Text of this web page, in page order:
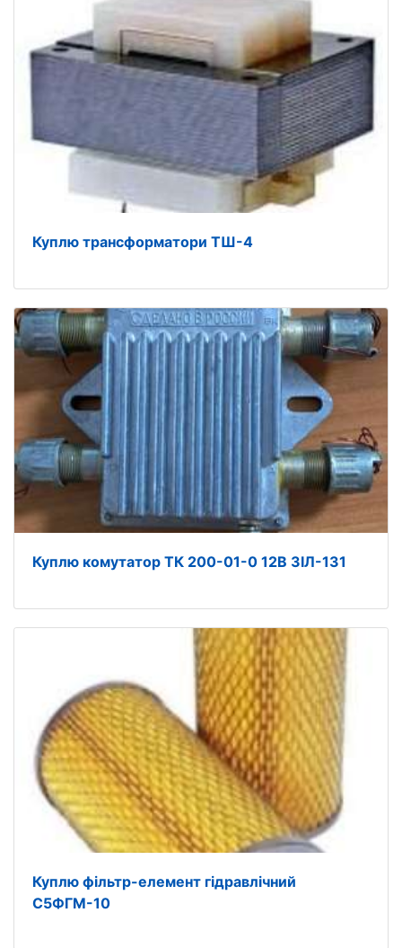
Куплю трансформатори ТШ-4
Куплю комутатор ТК 200-01-0 12В ЗІЛ-131
Куплю фільтр-елемент гідравлічний
С5ФГМ-10